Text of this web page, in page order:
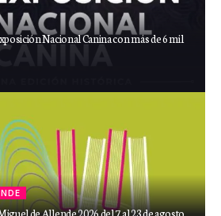
Nacional Canina con más de 6 mil
de Allende 2026 del 7 al 23 de agosto